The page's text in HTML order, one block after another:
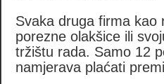
Svaka druga firma kao
porezne olakšice ili
tržištu rada. Samo 12
namjerava plaćati